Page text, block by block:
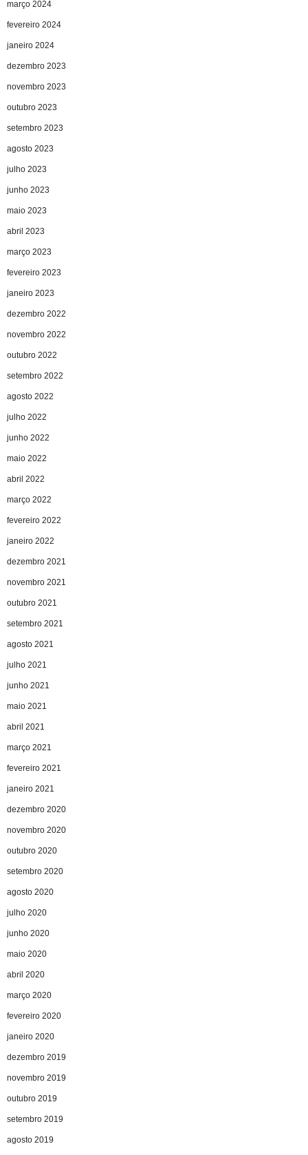
março 2024
fevereiro 2024
janeiro 2024
dezembro 2023
novembro 2023
outubro 2023
setembro 2023
agosto 2023
julho 2023
junho 2023
maio 2023
abril 2023
março 2023
fevereiro 2023
janeiro 2023
dezembro 2022
novembro 2022
outubro 2022
setembro 2022
agosto 2022
julho 2022
junho 2022
maio 2022
abril 2022
março 2022
fevereiro 2022
janeiro 2022
dezembro 2021
novembro 2021
outubro 2021
setembro 2021
agosto 2021
julho 2021
junho 2021
maio 2021
abril 2021
março 2021
fevereiro 2021
janeiro 2021
dezembro 2020
novembro 2020
outubro 2020
setembro 2020
agosto 2020
julho 2020
junho 2020
maio 2020
abril 2020
março 2020
fevereiro 2020
janeiro 2020
dezembro 2019
novembro 2019
outubro 2019
setembro 2019
agosto 2019